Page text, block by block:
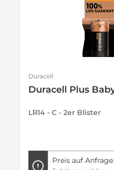
Duracell
Duracell Plus
LR14 - C - 2er Blister
Preis auf Anfrage.